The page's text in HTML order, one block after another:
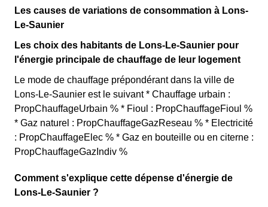
Les causes de variations de consommation à Lons-
Le-Saunier
Les choix des habitants de Lons-Le-Saunier pour
l'énergie principale de chauffage de leur logement
Le mode de chauffage prépondérant dans la ville de
Lons-Le-Saunier est le suivant * Chauffage urbain :
PropChauffageUrbain % * Fioul : PropChauffageFioul %
* Gaz naturel : PropChauffageGazReseau % * Electricité
: PropChauffageElec % * Gaz en bouteille ou en citerne :
PropChauffageGazIndiv %
Comment s'explique cette dépense d'énergie de
Lons-Le-Saunier ?